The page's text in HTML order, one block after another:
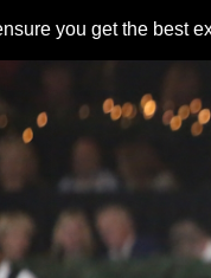
you get the best